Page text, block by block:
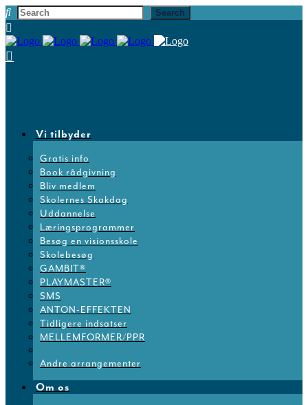
Vi tilbyder
Gratis info
Book rådgivning
Bliv medlem
Skolernes Skakdag
Uddannelse
Læringsprogrammer
Besøg en visionsskole
Skolebesøg
GAMBIT®
PLAYMASTER®
SMS
ANTON-EFFEKTEN
Tidligere indsatser
MELLEMFORMER/PPR
Andre arrangementer
Om os